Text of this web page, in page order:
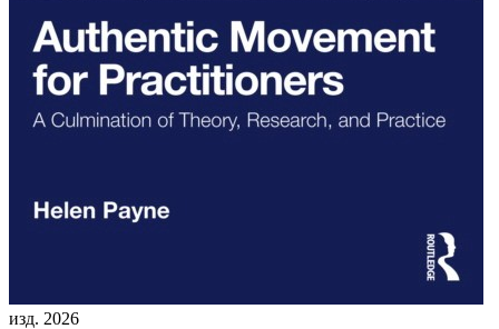
изд. 2026